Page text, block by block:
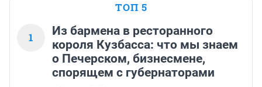
ТОП 5
1
Из бармена в ресторанного
короля Кузбасса: что мы знаем
о Печерском, бизнесмене,
спорящем с губернаторами